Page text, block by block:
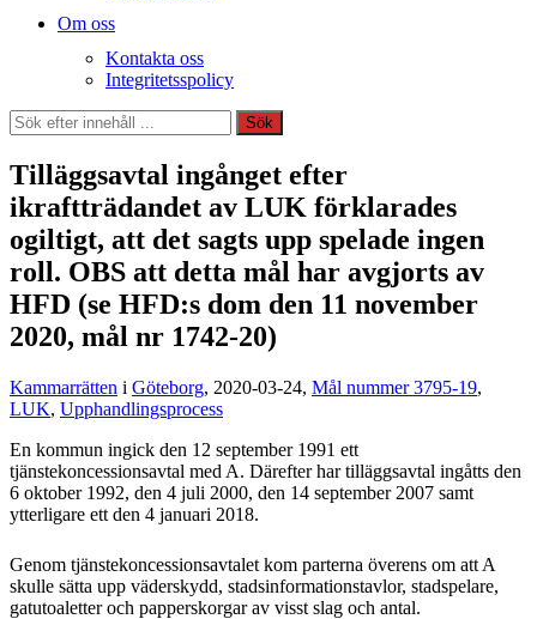
Om oss
Kontakta oss
Integritetsspolicy
Sök
Sök
Tilläggsavtal ingånget efter
ikraftträdandet av LUK förklarades
ogiltigt, att det sagts upp spelade ingen
roll. OBS att detta mål har avgjorts av
HFD (se HFD:s dom den 11 november
2020, mål nr 1742-20)
Kammarrätten i Göteborg, 2020-03-24, Mål nummer 3795-19,
LUK, Upphandlingsprocess
En kommun ingick den 12 september 1991 ett
tjänstekoncessionsavtal med A. Därefter har tilläggsavtal ingåtts den
6 oktober 1992, den 4 juli 2000, den 14 september 2007 samt
ytterligare ett den 4 januari 2018.
Genom tjänstekoncessionsavtalet kom parterna överens om att A
skulle sätta upp väderskydd, stadsinformationstavlor, stadspelare,
gatutoaletter och papperskorgar av visst slag och antal.